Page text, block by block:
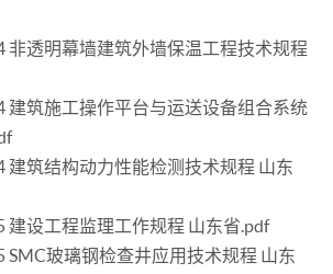
非透明幕墙建筑外墙保温工程技术规程
建筑施工操作平台与运送设备组合系统
建筑结构动力性能检测技术规程 山东
建设工程监理工作规程 山东省.pdf
SMC玻璃钢检查井应用技术规程 山东